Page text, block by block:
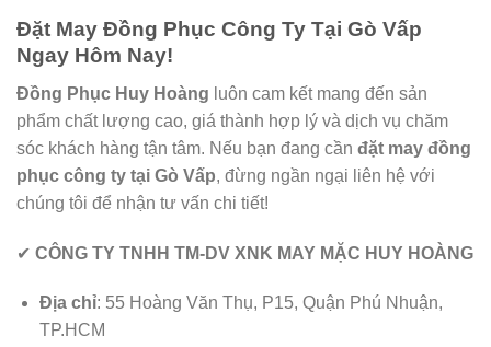
Đặt May Đồng Phục Công Ty Tại Gò Vấp
Ngay Hôm Nay!
Đồng Phục Huy Hoàng luôn cam kết mang đến sản
phẩm chất lượng cao, giá thành hợp lý và dịch vụ chăm
sóc khách hàng tận tâm. Nếu bạn đang cần đặt may đồng
phục công ty tại Gò Vấp, đừng ngần ngại liên hệ với
chúng tôi để nhận tư vấn chi tiết!
✔ CÔNG TY TNHH TM-DV XNK MAY MẶC HUY HOÀNG
Địa chỉ: 55 Hoàng Văn Thụ, P15, Quận Phú Nhuận,
TP.HCM